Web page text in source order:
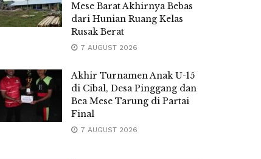
Mese Barat Akhirnya Bebas
dari Hunian Ruang Kelas
Rusak Berat
7 AUGUST 2026
Akhir Turnamen Anak U-15
di Cibal, Desa Pinggang dan
Bea Mese Tarung di Partai
Final
7 AUGUST 2026